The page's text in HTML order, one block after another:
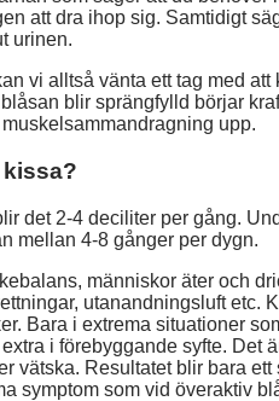
att dra ihop sig. Samtidigt
urinen.
vi alltså vänta ett tag med
blir sprängfylld börjar
upp.
kissa?
det 2-4 deciliter per gång.
mellan 4-8 gånger per dygn.
människor äter och
utanandningsluft etc.
Bara i extrema situationer
i förebyggande syfte. Det
vätska. Resultatet blir bara
symptom som vid överaktiv